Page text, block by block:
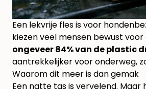
Een lekvrije fles is voor
kiezen veel mensen bewust
ongeveer 84% van de plastic
aantrekkelijker voor onderweg,
Waarom dit meer is dan gemak
Een natte tas is vervelend.